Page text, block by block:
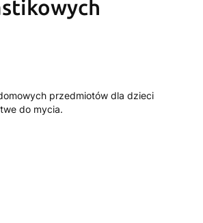
przedmiotów dla dzieci
do mycia.